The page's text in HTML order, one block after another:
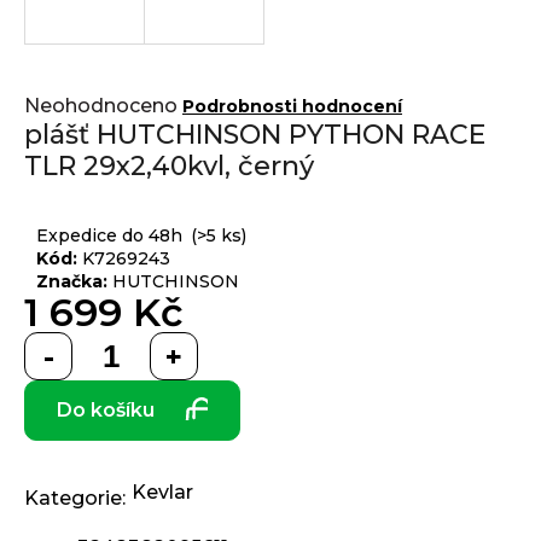
Průměrné
hodnocení
produktu
je
hvězdiček.
Neohodnoceno Podrobnosti hodnocení
plášť HUTCHINSON PYTHON RACE
TLR 29x2,40kvl, černý
Expedice do 48h (>5 ks)
Kód: K7269243
Značka: HUTCHINSON
1 699 Kč
Měrná
cena:
Do košíku
Kategorie: Kevlar
í
?
HLEDAT
D
o
p
r
č